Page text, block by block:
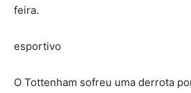
feira.
esportivo
O Tottenham sofreu uma derrota